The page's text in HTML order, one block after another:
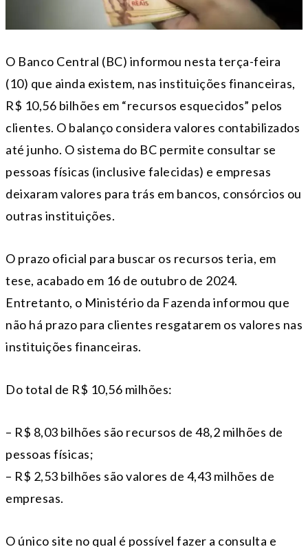
O Banco Central (BC) informou nesta terça-feira
(10) que ainda existem, nas instituições financeiras,
R$ 10,56 bilhões em “recursos esquecidos” pelos
clientes. O balanço considera valores contabilizados
até junho. O sistema do BC permite consultar se
pessoas físicas (inclusive falecidas) e empresas
deixaram valores para trás em bancos, consórcios ou
outras instituições.
O prazo oficial para buscar os recursos teria, em
tese, acabado em 16 de outubro de 2024.
Entretanto, o Ministério da Fazenda informou que
não há prazo para clientes resgatarem os valores nas
instituições financeiras.
Do total de R$ 10,56 milhões:
– R$ 8,03 bilhões são recursos de 48,2 milhões de
pessoas físicas;
– R$ 2,53 bilhões são valores de 4,43 milhões de
empresas.
O único site no qual é possível fazer a consulta e